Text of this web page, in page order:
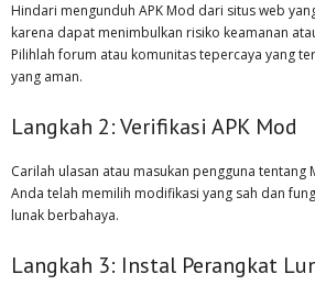
Hindari mengunduh APK Mod dari situs web
karena dapat menimbulkan risiko keamanan
Pilihlah forum atau komunitas tepercaya yang
yang aman.
Langkah 2: Verifikasi APK Mod
Carilah ulasan atau masukan pengguna tentang
Anda telah memilih modifikasi yang sah dan
lunak berbahaya.
Langkah 3: Instal Perangkat